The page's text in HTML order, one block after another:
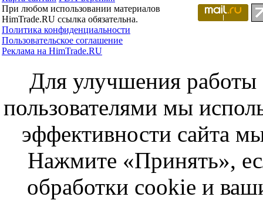
При любом использовании материалов
HimTrade.RU ссылка обязательна.
Политика конфиденциальности
Пользовательское соглашение
Реклама на HimTrade.RU
Для улучшения работы
пользователями мы
эффективности сайта
Нажмите «Принять»,
обработки cookie и